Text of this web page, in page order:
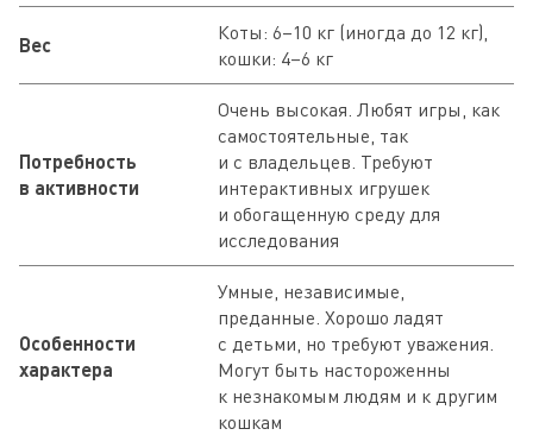
Вес
Коты: 6–10 кг (иногда до 12 кг),
кошки: 4–6 кг
Потребность
в активности
Очень высокая. Любят игры, как
самостоятельные, так
и с владельцев. Требуют
интерактивных игрушек
и обогащенную среду для
исследования
Особенности
характера
Умные, независимые,
преданные. Хорошо ладят
с детьми, но требуют уважения.
Могут быть настороженны
к незнакомым людям и к другим
кошкам